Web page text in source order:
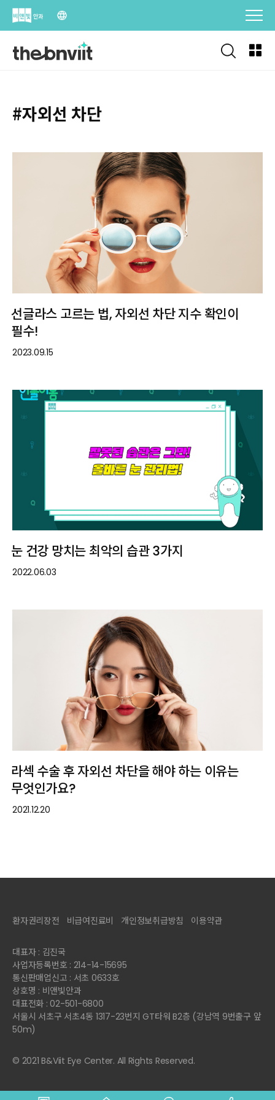
Skip
#자외선 차단
선글라스 고르는 법, 자외선 차단 지수 확인이
필수!
2023.09.15
눈 건강 망치는 최악의 습관 3가지
2022.06.03
라섹 수술 후 자외선 차단을 해야 하는 이유는
무엇인가요?
2021.12.20
환자권리장전 비급여진료비 개인정보취급방침 이용약관
대표자 : 김진국
사업자등록번호 : 214-14-15695
통신판매업신고 : 서초 0633호
상호명 : 비앤빛안과
대표전화 : 02-501-6800
서울시 서초구 서초4동 1317-23번지 GT타워 B2층 (강남역 9번출구 앞
50m)
© 2021 B&Viit Eye Center. All Rights Reserved.